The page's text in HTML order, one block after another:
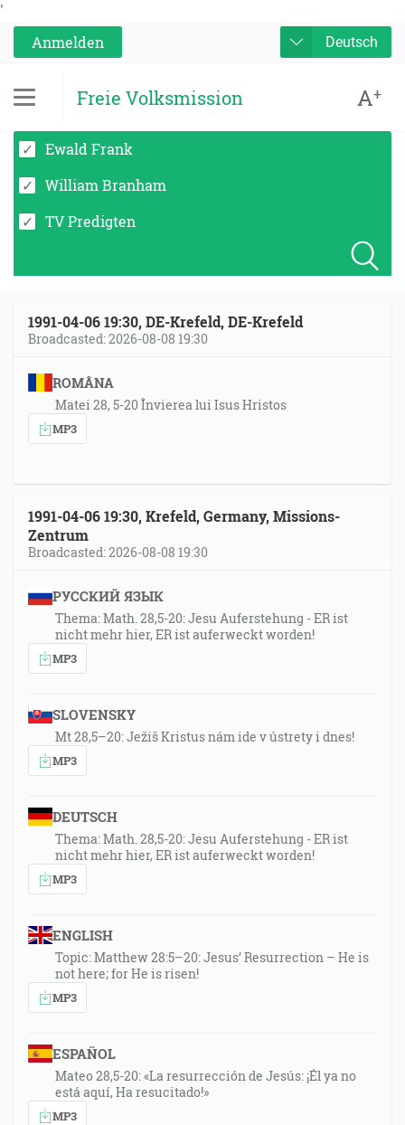
'
Anmelden
Deutsch
Freie Volksmission A+
Ewald Frank
William Branham
TV Predigten
1991-04-06 19:30, DE-Krefeld, DE-Krefeld
Broadcasted: 2026-08-08 19:30
ROMÂNA
Matei 28, 5-20 Învierea lui Isus Hristos
MP3
1991-04-06 19:30, Krefeld, Germany, Missions-
Zentrum
Broadcasted: 2026-08-08 19:30
РУССКИЙ ЯЗЫК
Thema: Math. 28,5-20: Jesu Auferstehung - ER ist
nicht mehr hier, ER ist auferweckt worden!
MP3
SLOVENSKY
Mt 28,5–20: Ježiš Kristus nám ide v ústrety i dnes!
MP3
DEUTSCH
Thema: Math. 28,5-20: Jesu Auferstehung - ER ist
nicht mehr hier, ER ist auferweckt worden!
MP3
ENGLISH
Topic: Matthew 28:5–20: Jesus’ Resurrection – He is
not here; for He is risen!
MP3
ESPAÑOL
Mateo 28,5-20: «La resurrección de Jesús: ¡Él ya no
está aquí, Ha resucitado!»
MP3